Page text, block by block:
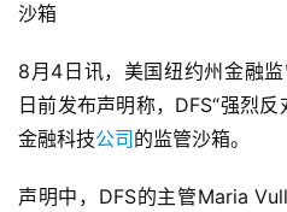
沙箱
8月4日讯，美国纽约州金融监
日前发布声明称，DFS“强烈
金融科技公司 的监管沙箱。
声明中，DFS的主管Maria